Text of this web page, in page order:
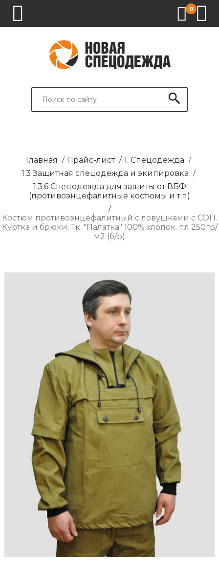
0
СПЕЦОДЕЖДА
СПЕЦОБУВЬ
СРЕДСТВА
ВСПОМОГАТЕЛЬНЫЕ
БРЕНДИРОВАНИЕ
Главная / Прайс-лист / 1. Спецодежда /
1.3 Защитная спецодежда и экипировка /
1.3.6 Спецодежда для защиты от ВБФ
(противоэнцефалитные костюмы и т.п)
/
Костюм противоэнцефалитный с ловушками с СОП.
Куртка и брюки. Тк. "Палатка" 100% хлопок. пл 250гр/
м2 (б/р)